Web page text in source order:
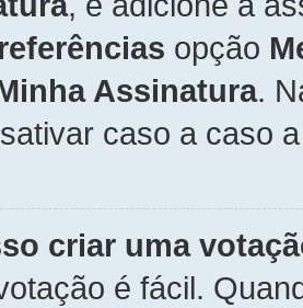
opção
Assinatura.
caso a caso
criar uma
é fácil.